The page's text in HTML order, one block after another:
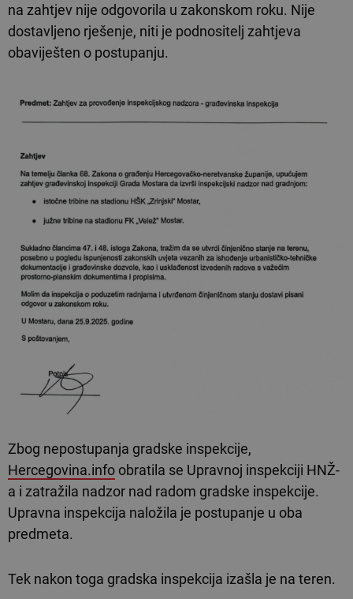
na zahtjev nije odgovorila u zakonskom roku. Nije
dostavljeno rješenje, niti je podnositelj zahtjeva
obaviješten o postupanju.
Zbog nepostupanja gradske inspekcije,
Hercegovina.info obratila se Upravnoj inspekciji HNŽ-
a i zatražila nadzor nad radom gradske inspekcije.
Upravna inspekcija naložila je postupanje u oba
predmeta.
Tek nakon toga gradska inspekcija izašla je na teren.